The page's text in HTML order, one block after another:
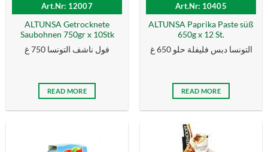
Art.Nr: 12007
ALTUNSA Getrocknete
Saubohnen 750gr x 10Stk
فول ناشف التونسا 750 غ
READ MORE
Art.Nr: 10405
ALTUNSA Paprika Paste süß
650g x 12 St.
التونسا دبس فليفلة حلو 650 غ
READ MORE